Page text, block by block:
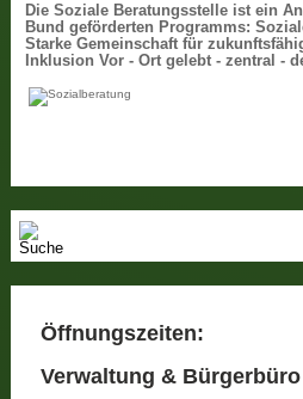
Die Soziale Beratungsstelle ist ein
Bund geförderten Programms:
Starke Gemeinschaft für
Inklusion Vor - Ort gelebt - zentral -
Öffnungszeiten:
Verwaltung & Bürgerbüro